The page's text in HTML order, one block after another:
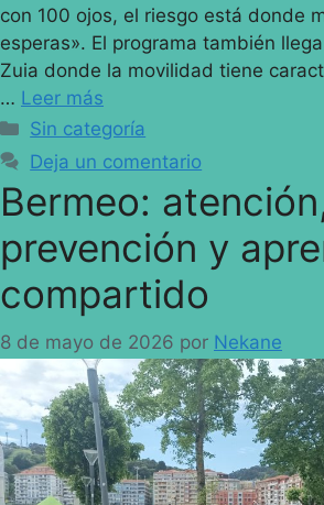
con 100 ojos, el riesgo está donde
esperas». El programa también
Zuia donde la movilidad tiene
… Leer más
Sin categoría
Deja un comentario
Bermeo:
prevención y
compartido
8 de mayo de 2026 por Nekane